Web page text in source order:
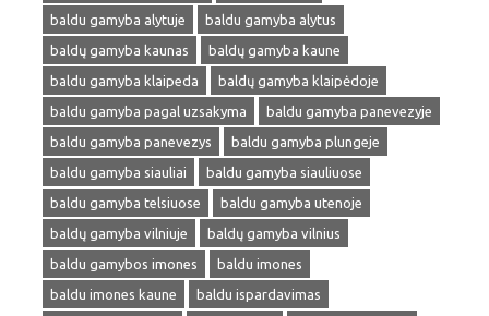
baldu gamyba alytuje
baldu gamyba alytus
baldų gamyba kaunas
baldų gamyba kaune
baldu gamyba klaipeda
baldų gamyba klaipėdoje
baldu gamyba pagal uzsakyma
baldu gamyba panevezyje
baldu gamyba panevezys
baldu gamyba plungeje
baldu gamyba siauliai
baldu gamyba siauliuose
baldu gamyba telsiuose
baldu gamyba utenoje
baldų gamyba vilniuje
baldų gamyba vilnius
baldu gamybos imones
baldu imones
baldu imones kaune
baldu ispardavimas